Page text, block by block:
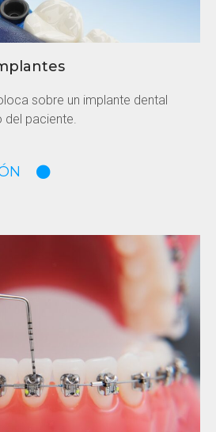
sobre un implante dental
del paciente.